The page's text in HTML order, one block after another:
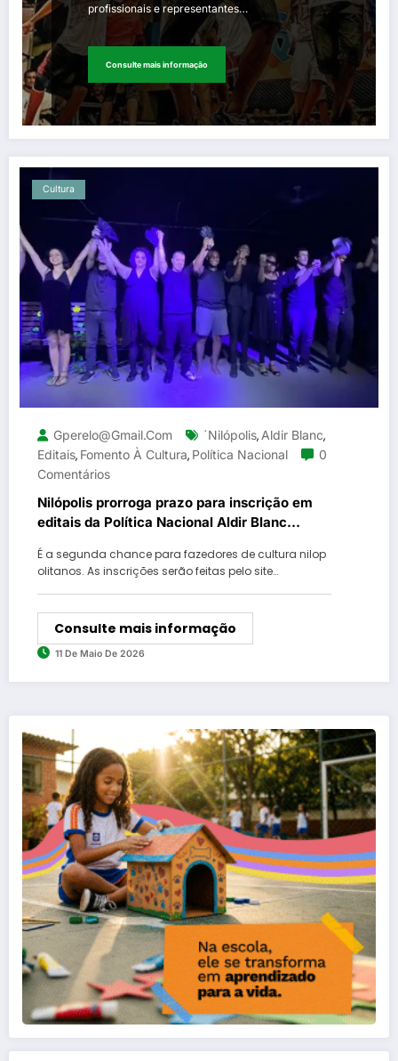
profissionais e representantes…
Consulte mais informação
Cultura
Gperelo@gmail.com ´Nilópolis, Aldir Blanc,
Editais, Fomento À Cultura, Política Nacional
0
Comentários
Nilópolis prorroga prazo para inscrição em
editais da Política Nacional Aldir Blanc
É a segunda chance para fazedores de cultura nilop
olitanos. As inscrições serão feitas pelo site…
Consulte mais informação
11 De Maio De 2026